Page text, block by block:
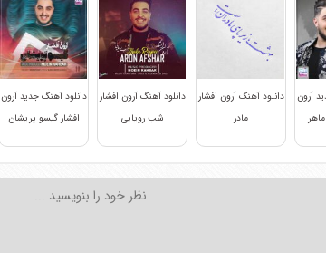
آرون
دانلود آهنگ آرون افشار
مادر
دانلود آهنگ آرون افشار
شب رویایی
دانلود آهنگ جدید آرون
افشار گیسو پریشان